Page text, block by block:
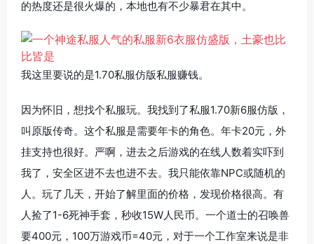
的热度还是很火爆的，本地也有不少暴君在其中。
我这里要说的是1.70私服仿版私服赚钱。
因为怀旧，想找个私服玩。我找到了私服1.70新6服仿版，
叫原版传奇。这个私服是需要年卡的角色。年卡20元，外
挂支持也很好。严啊，进去之后游戏的在线人数着实吓到
我了，安全区进不去也进不去。我只能依靠NPC或随机的
人。玩了几天，开始了解里面的价格，发现价格很高。有
人捡了1-6死神手套，秒收15W人民币。一个道士的召唤兽
要400元，100万游戏币=40元，对于一个工作室来说是非